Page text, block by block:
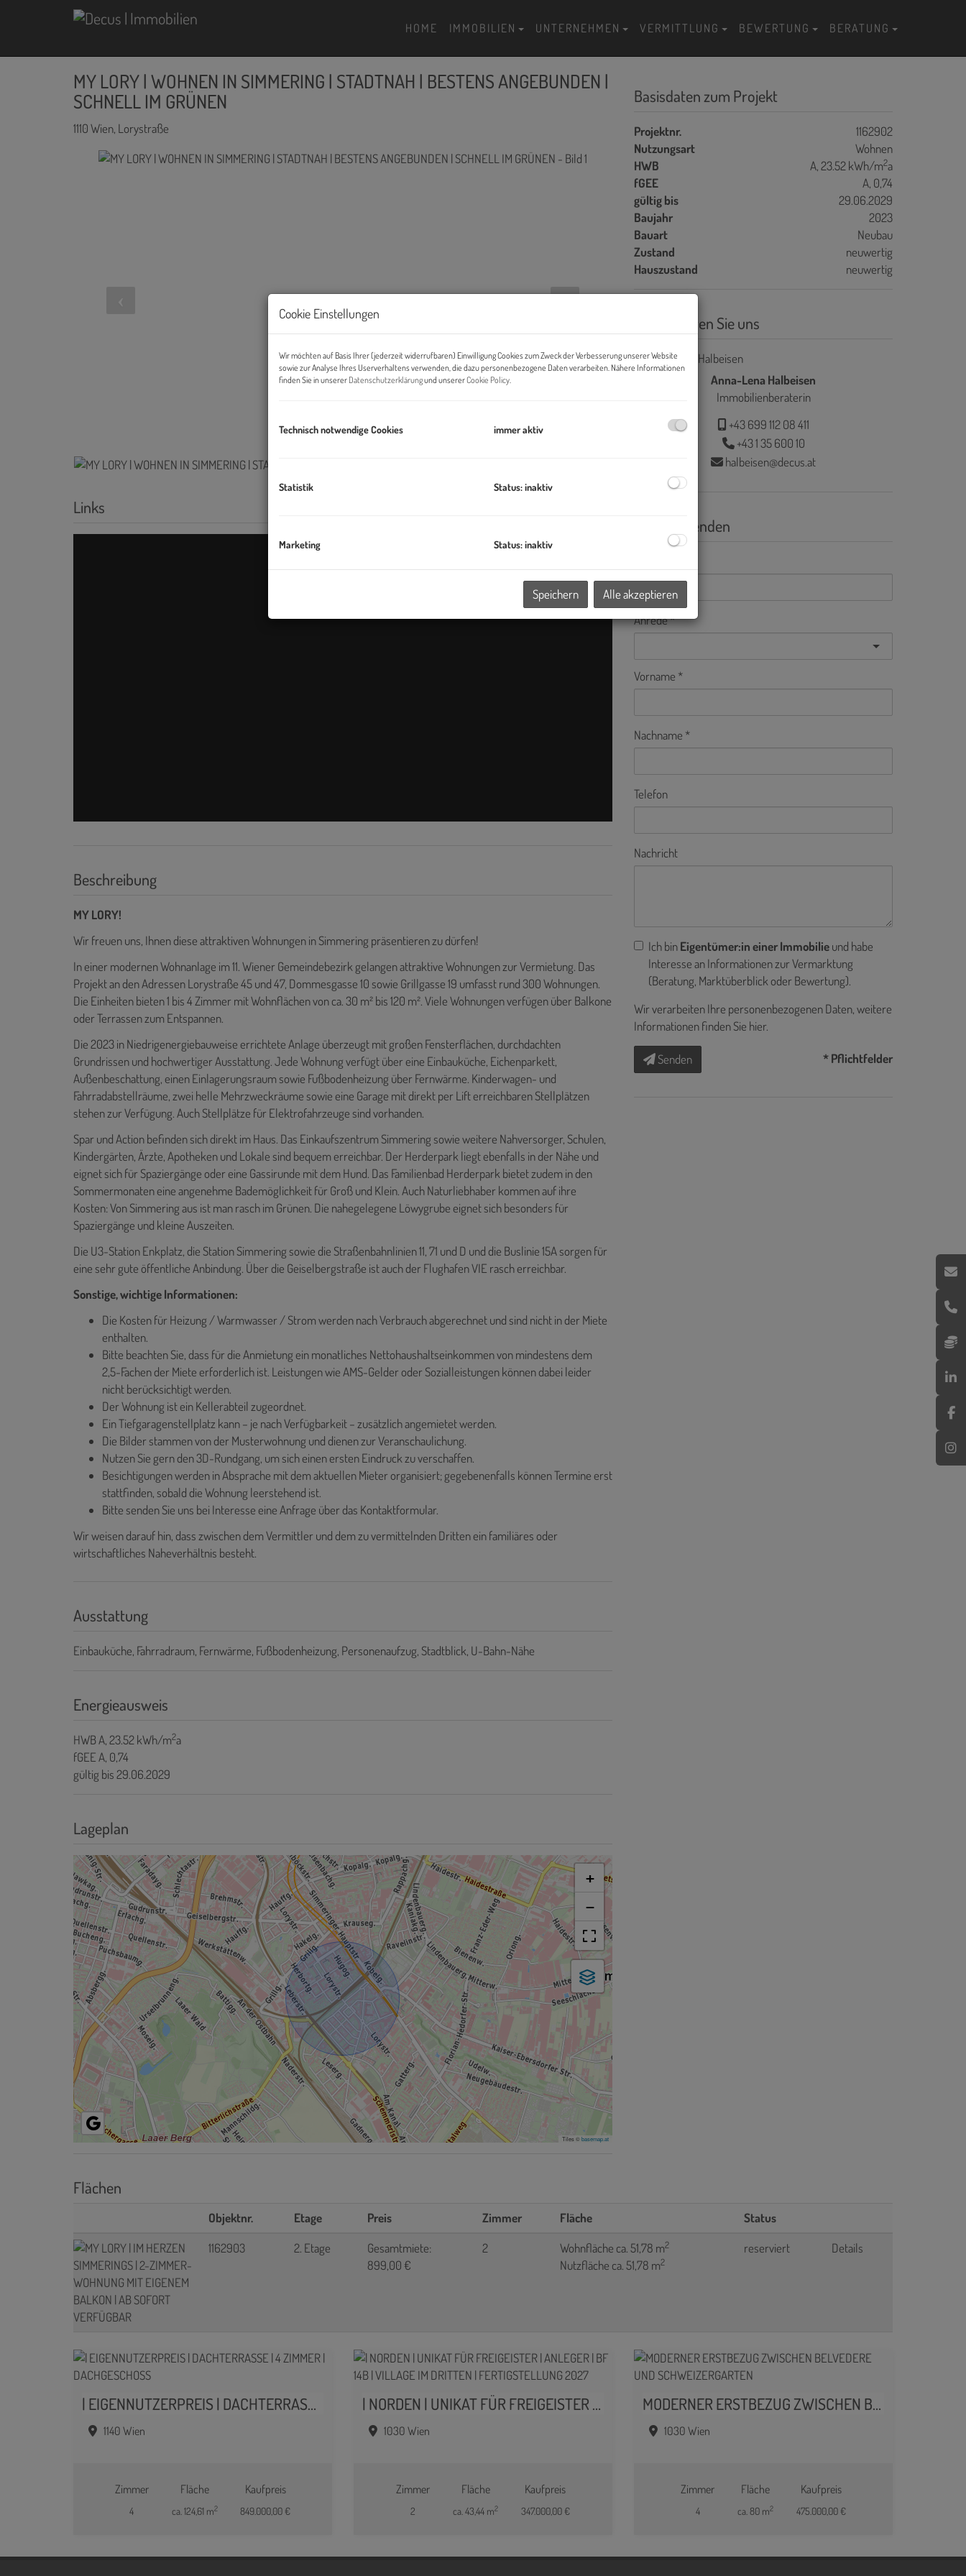
HOME IMMOBILIEN UNTERNEHMEN VERMITTLUNG BEWERTUNG BERATUNG
MY LORY | WOHNEN IN SIMMERING | STADTNAH | BESTENS ANGEBUNDEN |
SCHNELL IM GRÜNEN
1110 Wien, Lorystraße
Links
Beschreibung
MY LORY!
Wir freuen uns, Ihnen diese attraktiven Wohnungen in Simmering präsentieren zu dürfen!
In einer modernen Wohnanlage im 11. Wiener Gemeindebezirk gelangen attraktive Wohnungen zur Vermietung. Das
Projekt an den Adressen Lorystraße 45 und 47, Dommesgasse 10 sowie Grillgasse 19 umfasst rund 300 Wohnungen.
Die Einheiten bieten 1 bis 4 Zimmer mit Wohnflächen von ca. 30 m² bis 120 m². Viele Wohnungen verfügen über Balkone
oder Terrassen zum Entspannen.
Die 2023 in Niedrigenergiebauweise errichtete Anlage überzeugt mit großen Fensterflächen, durchdachten
Grundrissen und hochwertiger Ausstattung. Jede Wohnung verfügt über eine Einbauküche, Eichenparkett,
Außenbeschattung, einen Einlagerungsraum sowie Fußbodenheizung über Fernwärme. Kinderwagen- und
Fahrradabstellräume, zwei helle Mehrzweckräume sowie eine Garage mit direkt per Lift erreichbaren Stellplätzen
stehen zur Verfügung. Auch Stellplätze für Elektrofahrzeuge sind vorhanden.
Spar und Action befinden sich direkt im Haus. Das Einkaufszentrum Simmering sowie weitere Nahversorger, Schulen,
Kindergärten, Ärzte, Apotheken und Lokale sind bequem erreichbar. Der Herderpark liegt ebenfalls in der Nähe und
eignet sich für Spaziergänge oder eine Gassirunde mit dem Hund. Das Familienbad Herderpark bietet zudem in den
Sommermonaten eine angenehme Bademöglichkeit für Groß und Klein. Auch Naturliebhaber kommen auf ihre
Kosten: Von Simmering aus ist man rasch im Grünen. Die nahegelegene Löwygrube eignet sich besonders für
Spaziergänge und kleine Auszeiten.
Die U3-Station Enkplatz, die Station Simmering sowie die Straßenbahnlinien 11, 71 und D und die Buslinie 15A sorgen für
eine sehr gute öffentliche Anbindung. Über die Geiselbergstraße ist auch der Flughafen VIE rasch erreichbar.
Sonstige, wichtige Informationen:
Die Kosten für Heizung / Warmwasser / Strom werden nach Verbrauch abgerechnet und sind nicht in der Miete
enthalten.
Bitte beachten Sie, dass für die Anmietung ein monatliches Nettohaushaltseinkommen von mindestens dem
2,5-Fachen der Miete erforderlich ist. Leistungen wie AMS-Gelder oder Sozialleistungen können dabei leider
nicht berücksichtigt werden.
Der Wohnung ist ein Kellerabteil zugeordnet.
Ein Tiefgaragenstellplatz kann – je nach Verfügbarkeit – zusätzlich angemietet werden.
Die Bilder stammen von der Musterwohnung und dienen zur Veranschaulichung.
Nutzen Sie gern den 3D-Rundgang, um sich einen ersten Eindruck zu verschaffen.
Besichtigungen werden in Absprache mit dem aktuellen Mieter organisiert; gegebenenfalls können Termine erst
stattfinden, sobald die Wohnung leerstehend ist.
Bitte senden Sie uns bei Interesse eine Anfrage über das Kontaktformular.
Wir weisen darauf hin, dass zwischen dem Vermittler und dem zu vermittelnden Dritten ein familiäres oder
wirtschaftliches Naheverhältnis besteht.
Ausstattung
Einbauküche Fahrradraum Fernwärme Fußbodenheizung Personenaufzug Stadtblick U-Bahn-Nähe
Energieausweis
HWBA, 23.52 kWh/m2a
fGEEA, 0,74
gültig bis29.06.2029
Lageplan
+
−
Tiles ©basemap.at
Basisdaten zum Projekt
Projektnr.
1162902
Nutzungsart
Wohnen
HWB
A, 23.52 kWh/m2a
fGEE
A, 0,74
gültig bis
29.06.2029
Baujahr
2023
Bauart
Neubau
Zustand
neuwertig
Hauszustand
neuwertig
Kontaktieren Sie uns
Anna-Lena Halbeisen
Immobilienberaterin
+43 699 112 08 411
+43 1 35 600 10
halbeisen@decus.at
Anfrage senden
Anrede
Vorname
Nachname
Telefon
Nachricht
Ich binEigentümer:in einer Immobilieund habe
Interesse an Informationen zur Vermarktung
(Beratung, Marktüberblick oder Bewertung).
Wir verarbeiten Ihre personenbezogenen Daten, weitere
Informationen finden Sie hier.
Senden * Pflichtfelder
Flächen
Objektnr. Etage Preis Zimmer Fläche
Status
1162903
2. Etage
Gesamtmiete:
899,00 €
2 Wohnfläche ca. 51,78 m2
Nutzfläche ca. 51,78 m2
reserviert Details
| EIGENNUTZERPREIS | DACHTERRASSE | 4 ZIMMER | DACHGESCHOSS
1140 Wien
Zimmer
4
Fläche
ca. 124,61 m2
Kaufpreis
849.000,00 €
| NORDEN | UNIKAT FÜR FREIGEISTER | ANLEGER | BF 14B | VILLAGE IM DRITTEN | FERTIGSTELLUNG 2027
1030 Wien
Zimmer
2
Fläche
ca. 43,44 m2
Kaufpreis
347.000,00 €
MODERNER ERSTBEZUG ZWISCHEN BELVEDERE UND SCHWEIZERGARTEN
1030 Wien
Zimmer
4
Fläche
ca. 80 m2
Kaufpreis
475.000,00 €
Cookie Einstellungen
Wir möchten auf Basis Ihrer (jederzeit widerrufbaren) Einwilligung Cookies zum Zweck der Verbesserung unserer Website
sowie zur Analyse Ihres Userverhaltens verwenden, die dazu personenbezogene Daten verarbeiten. Nähere Informationen
finden Sie in unserer Datenschutzerklärungund unsererCookie Policy.
Technisch notwendige Cookies immer aktiv
Statistik Status: inaktiv
Marketing Status: inaktiv
Speichern Alle akzeptieren